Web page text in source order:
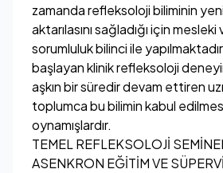
zamanda refleksoloji biliminin
aktarılasını sağladığı için
sorumluluk bilinci ile
başlayan klinik refleksoloji
aşkın bir süredir devam ettiren
toplumca bu bilimin kabul
oynamışlardır.
TEMEL REFLEKSOLOJİ
ASENKRON EĞİTİM VE